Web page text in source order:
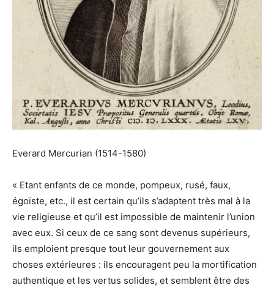
Everard Mercurian (1514-1580)
« Etant enfants de ce monde, pompeux, rusé, faux,
égoïste, etc., il est certain qu’ils s’adaptent très mal à la
vie religieuse et qu’il est impossible de maintenir l’union
avec eux. Si ceux de ce sang sont devenus supérieurs,
ils emploient presque tout leur gouvernement aux
choses extérieures : ils encouragent peu la mortification
authentique et les vertus solides, et semblent être des